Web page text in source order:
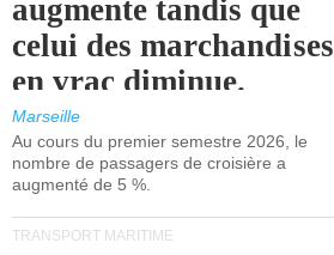
augmente tandis que
celui des marchandises
en vrac diminue.
Marseille
Au cours du premier semestre 2026, le
nombre de passagers de croisière a
augmenté de 5 %.
TRANSPORT MARITIME